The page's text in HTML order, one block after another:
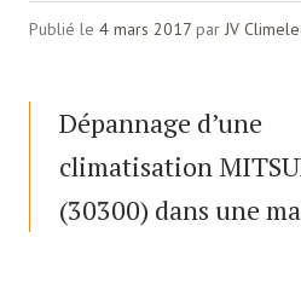
Publié le 4 mars 2017 par JV
Dépannage d’une
climatisation
(30300) dans une